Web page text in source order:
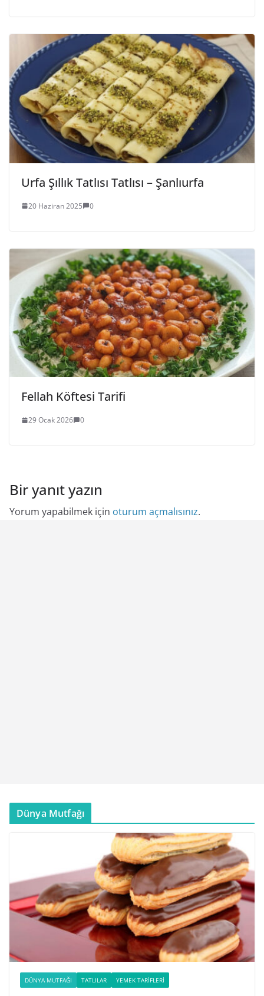
Urfa Şıllık Tatlısı Tatlısı – Şanlıurfa
20 Haziran 2025 0
Fellah Köftesi Tarifi
29 Ocak 2026 0
Bir yanıt yazın
Yorum yapabilmek için oturum açmalısınız.
Dünya Mutfağı
DÜNYA MUTFAĞI TATLILAR YEMEK TARIFLERI